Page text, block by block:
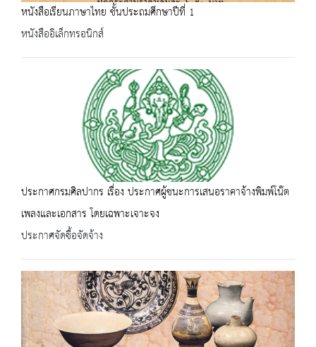
หนังสือเรียนภาษาไทย ชั้นประถมศึกษาปีที่ 1
หนังสืออิเล็กทรอนิกส์
ประกาศกรมศิลปากร เรื่อง ประกาศผู้ชนะการเสนอราคาจ้างพิมพ์โน๊ต
เพลงและเอกสาร โดยเฉพาะเจาะจง
ประกาศจัดซื้อจัดจ้าง